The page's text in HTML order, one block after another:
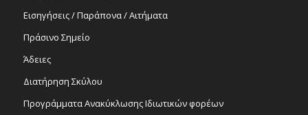
Εισηγήσεις / Παράπονα / Αιτήματα
Πράσινο Σημείο
Άδειες
Διατήρηση Σκύλου
Προγράμματα Ανακύκλωσης Ιδιωτικών φορέων